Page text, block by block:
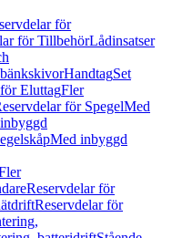
för
för TillbehörLådinsatser
HandtagSet
EluttagFler
för SpegelMed
Med inbyggd
Reservdelar för
Reservdelar för